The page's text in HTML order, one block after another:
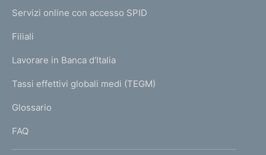
e
a
g
N
K
T
I
I
Servizi online con accesso SPID
Filiali
Lavorare in Banca d'Italia
Tassi effettivi globali medi (TEGM)
Glossario
FAQ